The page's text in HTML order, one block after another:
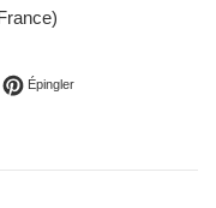
sur Twitter
ÉpinglerÉpingler sur Pinterest